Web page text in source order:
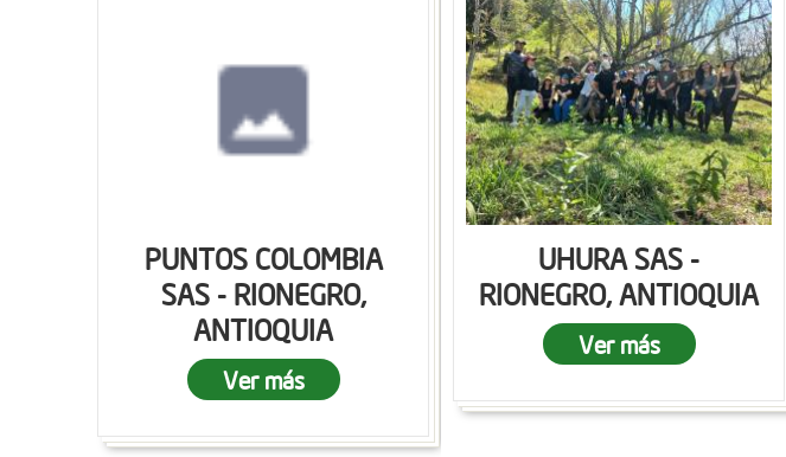
PUNTOS COLOMBIA
SAS - RIONEGRO,
ANTIOQUIA
Ver más
UHURA SAS -
RIONEGRO, ANTIOQUIA
Ver más